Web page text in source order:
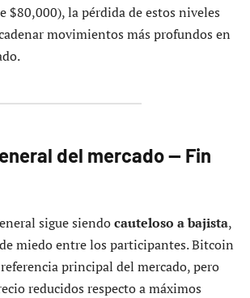
$80,000), la pérdida de estos niveles
movimientos más profundos en
del mercado — Fin
sigue siendocauteloso a bajista,
miedo entre los participantes. Bitcoin
principal del mercado, pero
reducidos respecto a máximos